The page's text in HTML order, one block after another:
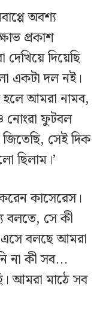
অবশ্য
প্রকাশ
দিয়েছি
একটা দল নই।
আমরা নামব,
নোংরা ফুটবল
সেই দিক
ছিলাম।’
কাসেরেস।
বলতে, সে কী
বলছে আমরা
না কী সব...
আমরা মাঠে সব